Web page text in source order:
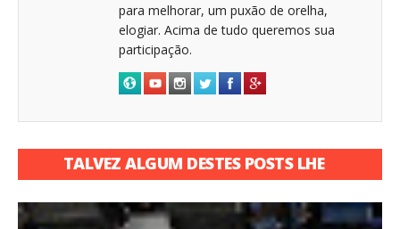
para melhorar, um puxão de orelha,
elogiar. Acima de tudo queremos sua
participação.
TALVEZ ALGUM DESTES POSTS LHE